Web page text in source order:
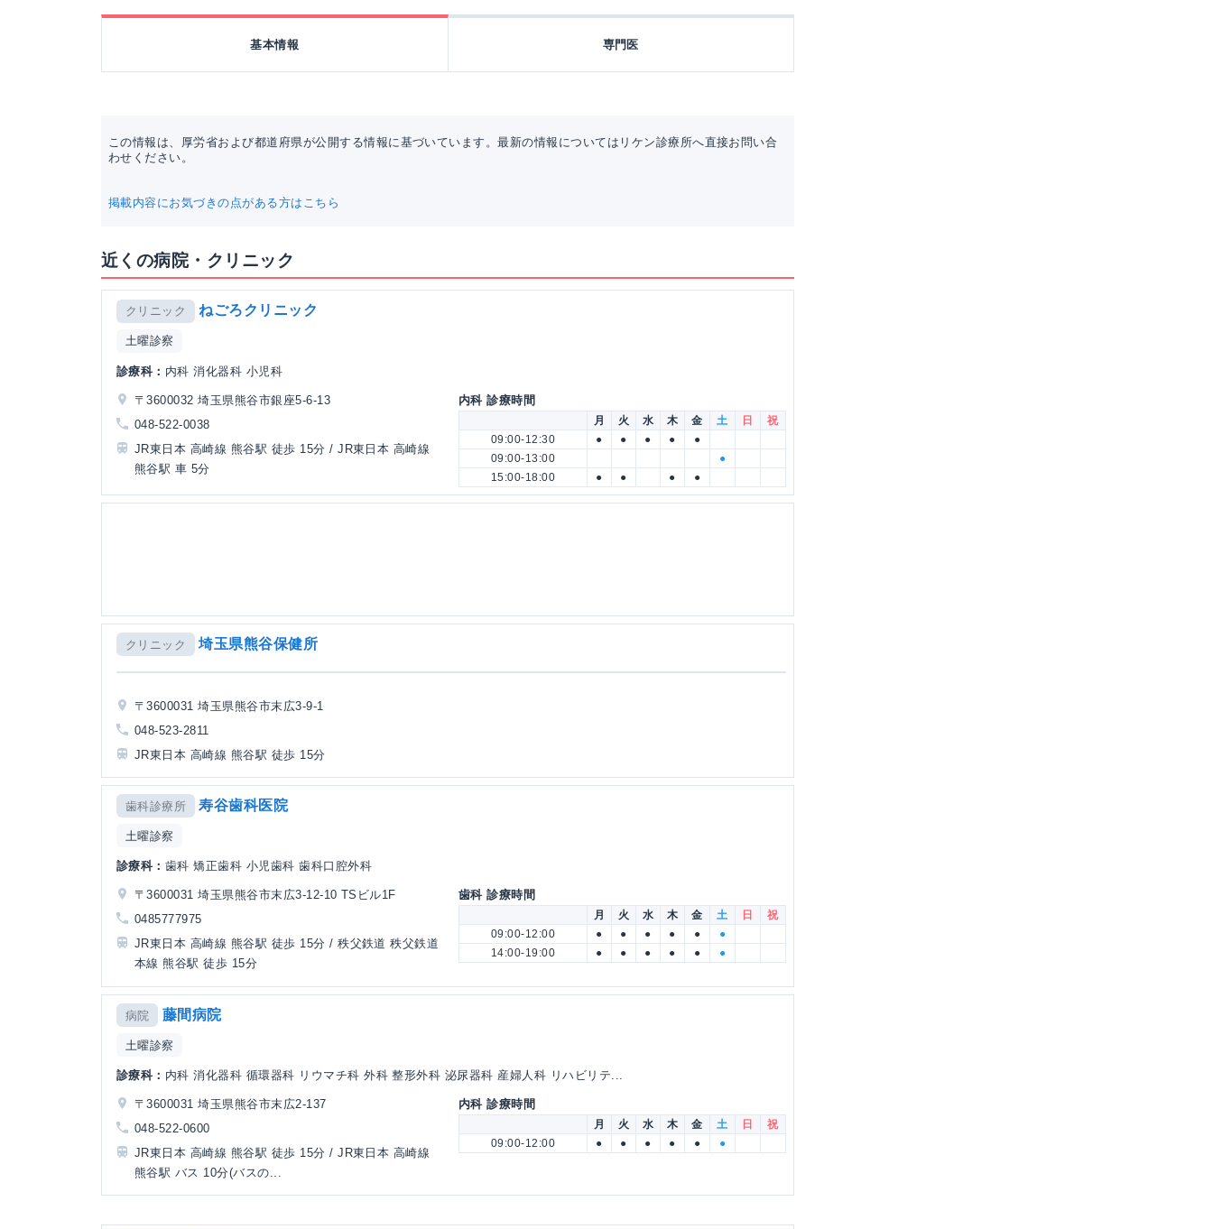
基本情報 専門医
この情報は、厚労省および都道府県が公開する情報に基づいています。最新の情報についてはリケン診療所へ直接お問い合
わせください。
掲載内容にお気づきの点がある方はこちら
近くの病院・クリニック
クリニック ねごろクリニック
土曜診察
診療科： 内科 消化器科 小児科
〒3600032 埼玉県熊谷市銀座5-6-13
048-522-0038
JR東日本 高崎線 熊谷駅 徒歩 15分 / JR東日本 高崎線
熊谷駅 車 5分
内科 診療時間
月 火 水 木 金 土 日
祝
09:00-12:30
● ● ● ●
●
09:00-13:00
●
15:00-18:00
● ● ● ●
クリニック 埼玉県熊谷保健所
〒3600031 埼玉県熊谷市末広3-9-1
048-523-2811
JR東日本 高崎線 熊谷駅 徒歩 15分
歯科診療所 寿谷歯科医院
土曜診察
診療科： 歯科 矯正歯科 小児歯科 歯科口腔外科
〒3600031 埼玉県熊谷市末広3-12-10 TSビル1F
0485777975
JR東日本 高崎線 熊谷駅 徒歩 15分 / 秩父鉄道 秩父鉄道
本線 熊谷駅 徒歩 15分
歯科 診療時間
月 火 水 木 金 土 日
祝
09:00-12:00
● ● ● ● ●
●
14:00-19:00
● ● ● ● ● ●
病院 藤間病院
土曜診察
診療科： 内科 消化器科 循環器科 リウマチ科 外科 整形外科 泌尿器科 産婦人科 リハビリテ...
〒3600031 埼玉県熊谷市末広2-137
048-522-0600
JR東日本 高崎線 熊谷駅 徒歩 15分 / JR東日本 高崎線
熊谷駅 バス 10分(バスの...
内科 診療時間
月 火 水 木 金 土 日
祝
09:00-12:00
● ● ● ● ● ●